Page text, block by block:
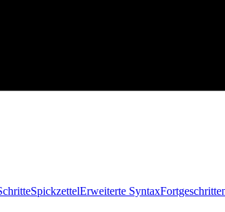
SpickzettelErweiterte Syntax